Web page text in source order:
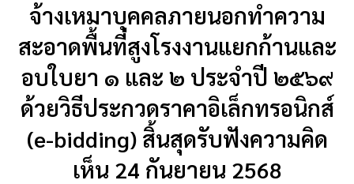
จ้างเหมาบุคคลภายนอกทำความ
สะอาดพื้นที่สูงโรงงานแยกก้านและ
อบใบยา ๑ และ ๒ ประจำปี ๒๕๖๙
ด้วยวิธีประกวดราคาอิเล็กทรอนิกส์
(e-bidding) สิ้นสุดรับฟังความคิด
เห็น 24 กันยายน 2568